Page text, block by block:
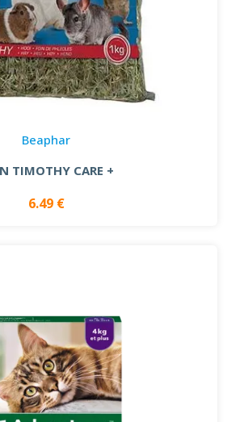
Beaphar
TIMOTHY CARE +
6.49 €